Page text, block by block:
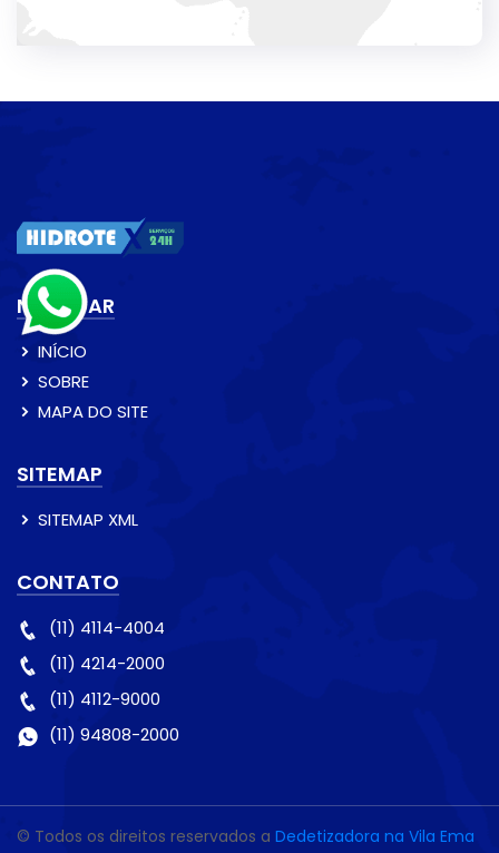
NAVEGAR
INÍCIO
SOBRE
MAPA DO SITE
SITEMAP
SITEMAP XML
CONTATO
(11) 4114-4004
(11) 4214-2000
(11) 4112-9000
(11) 94808-2000
© Todos os direitos reservados a Dedetizadora na Vila Ema